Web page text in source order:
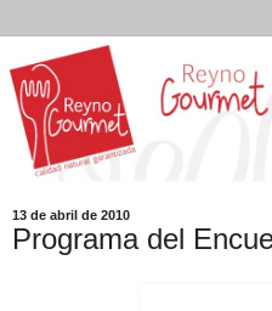
13 de abril de 2010
Programa del